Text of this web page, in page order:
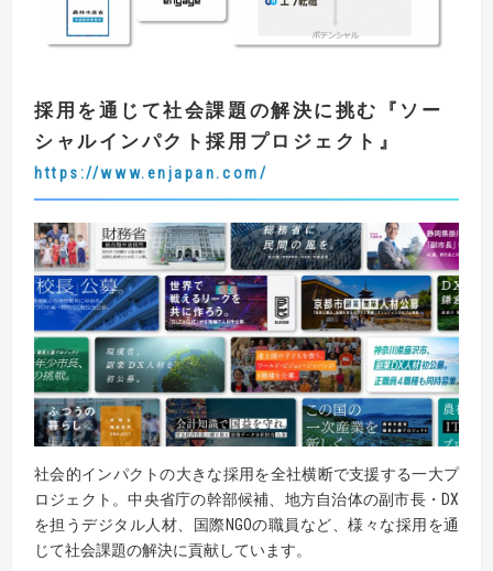
採用を通じて社会課題の解決に挑む 『 ソー
シャルインパクト採用プロジェクト 』
https://www.enjapan.com/
社会的インパクトの大きな採用を全社横断で支援する一大プ
ロジェクト。中央省庁の幹部候補、地方自治体の副市長・DX
を担うデジタル人材、国際NGOの職員など、様々な採用を通
じて社会課題の解決に貢献しています。